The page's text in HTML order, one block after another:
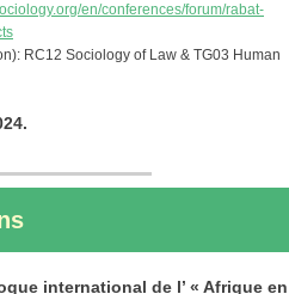
/en/conferences/forum/rabat-
RC12 Sociology of Law & TG03 Human
international de l’ « Afrique en